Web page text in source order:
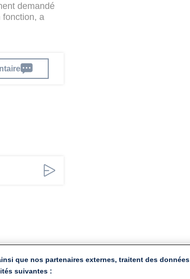
demandé
fonction, a
que nos partenaires externes, traitent des données
suivantes :